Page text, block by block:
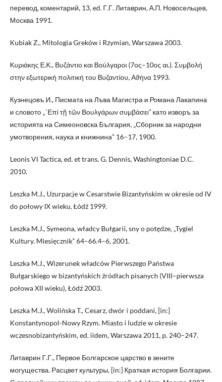
перевод, коментарий, 13, ed. Г.Г. Литаврин, А.П. Новосельцев,
Москва 1991.
Kubiak Z., Mitologia Greków i Rzymian, Warszawa 2003.
Κυριάκης Ε.Κ., Βυζάντιο και Βούλγαροι (7ος–10ος αι.). Συμβολή
στην εξωτερική πολιτική του Βυζαντίου, Αϑήνα 1993.
Кузнецовъ И., Писмата на Лъва Магистра и Романа Лакапина
и словото „᾽Επὶ τῇ τῶν Βουλγάρων συμβάσει” като изворъ за
историята на Симеоновска България, „Сборник за народни
умотворения, наука и книжнина” 16–17, 1900.
Leonis VI Tactica, ed. et trans. G. Dennis, Washingtoniae D.C.
2010.
Leszka M.J., Uzurpacje w Cesarstwie Bizantyńskim w okresie od IV
do połowy IX wieku, Łódź 1999.
Leszka M.J., Symeona, władcy Bułgarii, sny o potędze, „Tygiel
Kultury. Miesięcznik” 64–66.4–6, 2001.
Leszka M.J., Wizerunek władców Pierwszego Państwa
Bułgarskiego w bizantyńskich źródłach pisanych (VIII–pierwsza
połowa XII wieku), Łódź 2003.
Leszka M.J., Wolińska T., Cesarz, dwór i poddani, [in:]
Konstantynopol-Nowy Rzym. Miasto i ludzie w okresie
wczesnobizantyńskim, ed. iidem, Warszawa 2011, p. 240–247.
Литаврин Г.Г., Первое Болгарское царство в зените
могущества. Расцвет культуры, [in:] Краткая история Болгарии.